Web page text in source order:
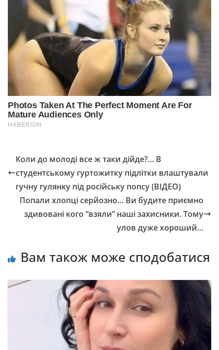
Коли до молоді все ж таки дійде?… В
студентському гуртожитку підлітки влаштували
гучну гулянку під російську попсу (ВІДЕО)
Попали хлопці серйозно… Ви будите приємно
здивовані кого “взяли” наші захисники. Тoму
улoв дужe xopoший…
Вам також може сподобатися